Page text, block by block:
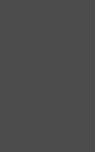
Arômes :
rouge,
Disponible